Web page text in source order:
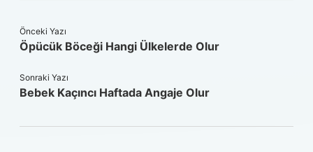
Önceki Yazı
Öpücük Böceği Hangi Ülkelerde Olur
Sonraki Yazı
Bebek Kaçıncı Haftada Angaje Olur